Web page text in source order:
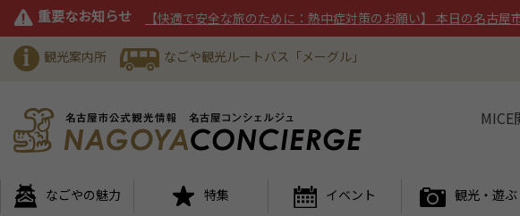
重要なお知らせ 【快適で安全な旅のために：熱中症対策のお願い】 本日の名古
観光案内所 なごや観光ルートバス「メーグル」
なごやの魅力 特集 イベント 観光・遊ぶ